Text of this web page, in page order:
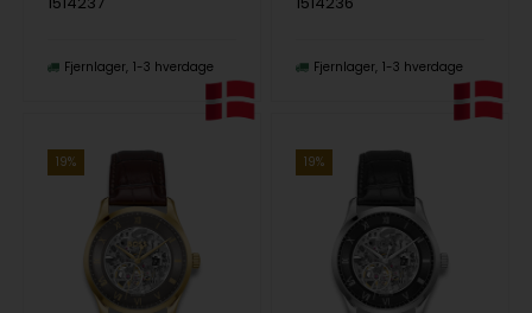
Fjernlager 1-3 hverdage Fjernlager 1-3 hverdage
19% 19%